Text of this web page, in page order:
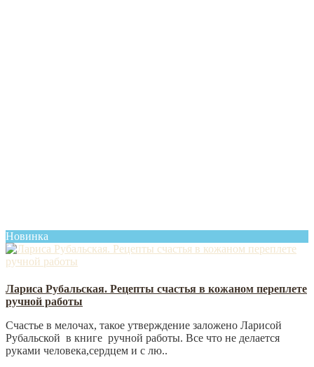
Новинка
Лариса Рубальская. Рецепты счастья в кожаном переплете
ручной работы
Счастье в мелочах, такое утверждение заложено Ларисой
Рубальской в книге ручной работы. Все что не делается
руками человека,сердцем и с лю..